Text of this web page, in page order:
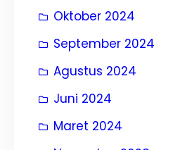
Oktober 2024
September 2024
Agustus 2024
Juni 2024
Maret 2024